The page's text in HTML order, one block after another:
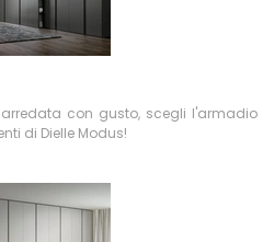
con gusto, scegli l'armadio
di Dielle Modus!